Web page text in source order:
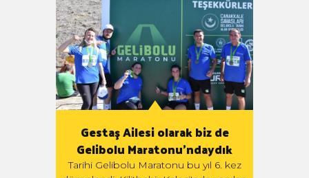
Gestaş Ailesi olarak biz de
Gelibolu Maratonu'ndaydık
Tarihi Gelibolu Maratonu bu yıl 6. kez